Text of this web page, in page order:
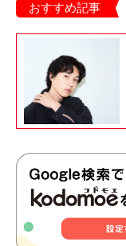
おすすめ記事